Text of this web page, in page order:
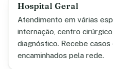
Hospital Geral
Atendimento em várias
internação, centro
diagnóstico. Recebe
encaminhados pela rede.